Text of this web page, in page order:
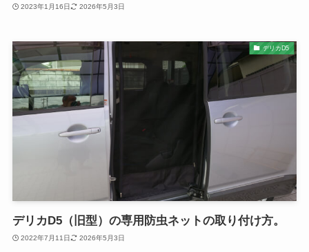
2023年1月16日 2026年5月3日
デリカD5
デリカD5（旧型）の専用防虫ネットの取り付け方。
2022年7月11日 2026年5月3日